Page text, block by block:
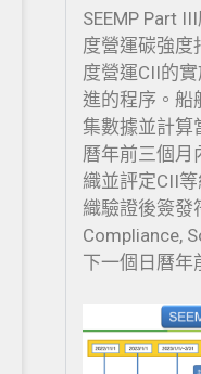
SEEMP Part
度營運碳強度
度營運CII的
進的程序。船
集數據並計算
曆年前三個月
織並評定CII
織驗證後簽
Compliance,
下一個日曆年